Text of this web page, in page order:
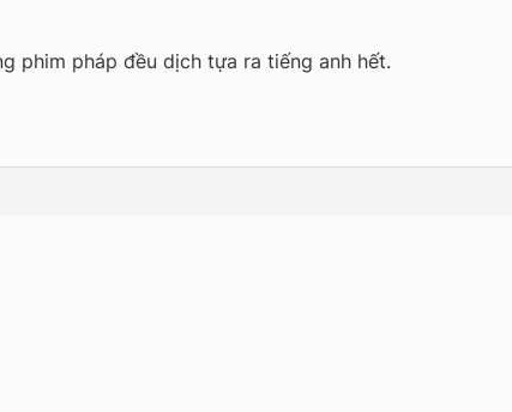
phim pháp đều dịch tựa ra tiếng anh hết.